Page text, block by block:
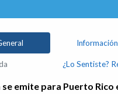
¿Lo Sentiste?
emite para Puerto Rico